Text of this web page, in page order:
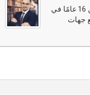
مجدي النوري محلل أسواق مالية ومختص في التحليل الاقتصادي والمالي، يتمتع بخبرة تمتد لأكثر من 16 عامًا في
جهات